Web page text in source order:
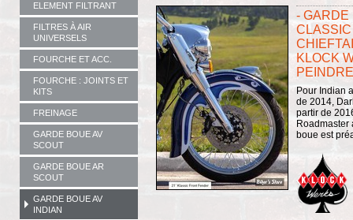
ELEMENT FILTRANT
FILTRES À AIR
UNIVERSELS
FOURCHE ET ACC.
FOURCHE : JOINTS ET
KITS
FREINAGE
GARDE BOUE AV
SCOUT
GARDE BOUE AR
SCOUT
GARDE BOUE AV
INDIAN
- GARDE
KLOCK
Pour Indian
de 2014,
partir de
Roadmaster
boue est